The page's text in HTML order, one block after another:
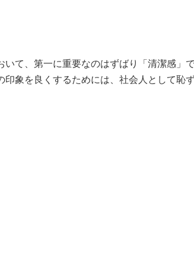
いて、第一に重要なのはずばり「清潔感」
印象を良くするためには、社会人として恥